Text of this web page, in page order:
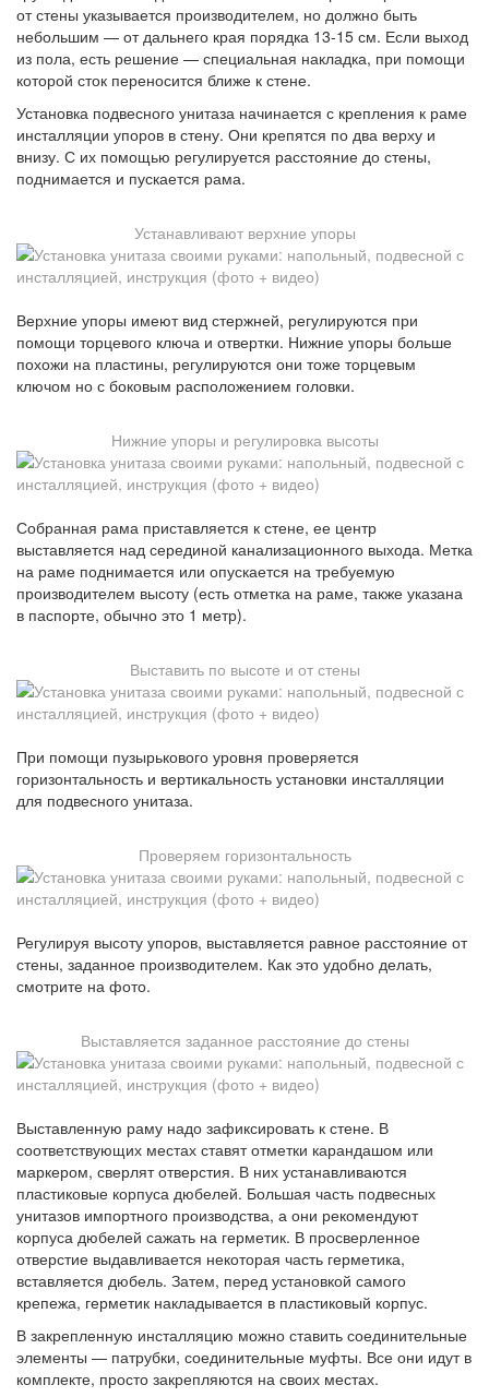
от стены указывается производителем, но должно быть
небольшим — от дальнего края порядка 13-15 см. Если выход
из пола, есть решение — специальная накладка, при помощи
которой сток переносится ближе к стене.
Установка подвесного унитаза начинается с крепления к раме
инсталляции упоров в стену. Они крепятся по два верху и
внизу. С их помощью регулируется расстояние до стены,
поднимается и пускается рама.
Устанавливают верхние упоры
Верхние упоры имеют вид стержней, регулируются при
помощи торцевого ключа и отвертки. Нижние упоры больше
похожи на пластины, регулируются они тоже торцевым
ключом но с боковым расположением головки.
Нижние упоры и регулировка высоты
Собранная рама приставляется к стене, ее центр
выставляется над серединой канализационного выхода. Метка
на раме поднимается или опускается на требуемую
производителем высоту (есть отметка на раме, также указана
в паспорте, обычно это 1 метр).
Выставить по высоте и от стены
При помощи пузырькового уровня проверяется
горизонтальность и вертикальность установки инсталляции
для подвесного унитаза.
Проверяем горизонтальность
Регулируя высоту упоров, выставляется равное расстояние от
стены, заданное производителем. Как это удобно делать,
смотрите на фото.
Выставляется заданное расстояние до стены
Выставленную раму надо зафиксировать к стене. В
соответствующих местах ставят отметки карандашом или
маркером, сверлят отверстия. В них устанавливаются
пластиковые корпуса дюбелей. Большая часть подвесных
унитазов импортного производства, а они рекомендуют
корпуса дюбелей сажать на герметик. В просверленное
отверстие выдавливается некоторая часть герметика,
вставляется дюбель. Затем, перед установкой самого
крепежа, герметик накладывается в пластиковый корпус.
В закрепленную инсталляцию можно ставить соединительные
элементы — патрубки, соединительные муфты. Все они идут в
комплекте, просто закрепляются на своих местах.